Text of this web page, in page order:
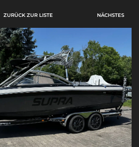
ZURÜCK ZUR LISTE NÄCHSTES